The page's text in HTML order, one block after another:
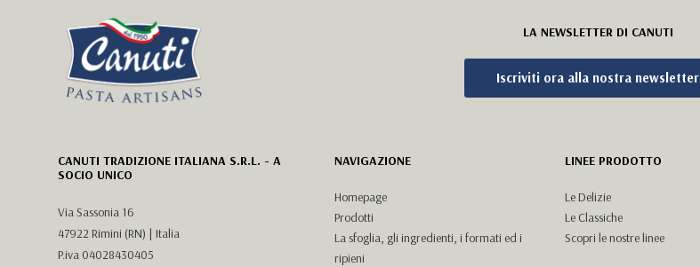
LA NEWSLETTER DI CANUTI
Iscriviti ora alla nostra newsletter
CANUTI TRADIZIONE ITALIANA S.R.L. - A
SOCIO UNICO
Via Sassonia 16
47922 Rimini (RN) | Italia
P.iva 04028430405
NAVIGAZIONE
Homepage
Prodotti
La sfoglia, gli ingredienti, i formati ed i
ripieni
LINEE PRODOTTO
Le Delizie
Le Classiche
Scopri le nostre linee